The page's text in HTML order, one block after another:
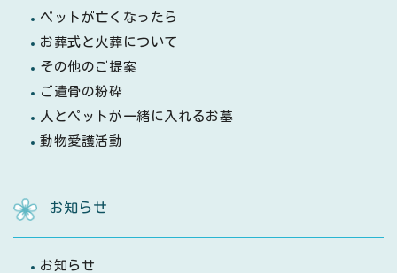
ペットが亡くなったら
お葬式と火葬について
その他のご提案
ご遺骨の粉砕
人とペットが一緒に入れるお墓
動物愛護活動
お知らせ
お知らせ